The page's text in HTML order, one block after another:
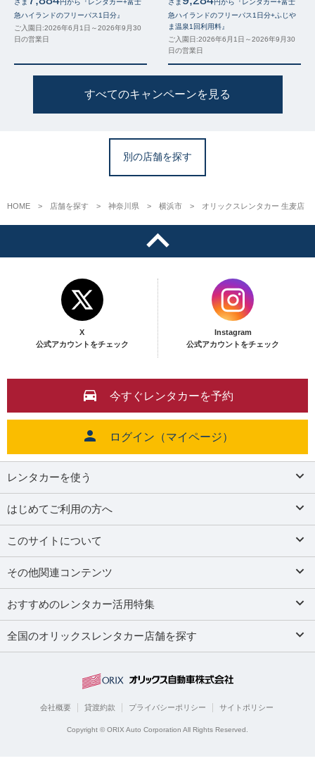
さま
円から『レンタカー+富士
急ハイランドのフリーパス1日分』
ご入園日:2026年6月1日～2026年9月30
日の営業日
さま
円から『レンタカー+富士
急ハイランドのフリーパス1日分+ふじや
ま温泉1回利用料』
ご入園日:2026年6月1日～2026年9月30
日の営業日
すべてのキャンペーンを見る
別の店舗を探す
HOME 店舗を探す 神奈川県 横浜市 オリックスレンタカー 生麦店
X
公式アカウントをチェック
Instagram
公式アカウントをチェック
今すぐレンタカーを予約
ログイン（マイページ）
レンタカーを使う
はじめてご利用の方へ
このサイトについて
その他関連コンテンツ
おすすめのレンタカー活用特集
全国のオリックスレンタカー店舗を探す
会社概要 貸渡約款 プライバシーポリシー サイトポリシー
Copyright © ORIX Auto Corporation All Rights Reserved.